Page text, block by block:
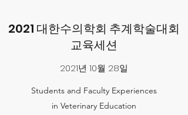
2021 대한수의학회 추계학술대회
교육세션
2021년 10월 28일
Students and Faculty Experiences
in Veterinary Education